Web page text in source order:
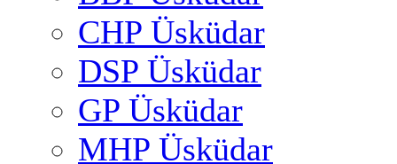
CHP Üsküdar
DSP Üsküdar
GP Üsküdar
MHP Üsküdar